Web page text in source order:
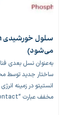
می‌شود)